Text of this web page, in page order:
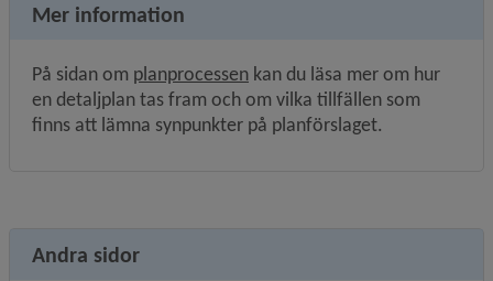
Mer information
På sidan om planprocessen kan du läsa mer om hur
en detaljplan tas fram och om vilka tillfällen som
finns att lämna synpunkter på planförslaget.
Andra sidor